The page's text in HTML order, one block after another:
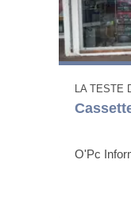
LA TESTE
O'Pc